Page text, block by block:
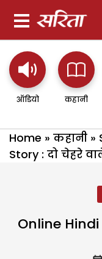
ऑडियो कहानी
Home » कहानी »
Story : दो चेहरे
Online